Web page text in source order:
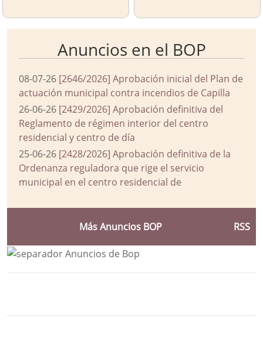
Anuncios en el BOP
08-07-26 [2646/2026] Aprobación inicial del Plan de
actuación municipal contra incendios de Capilla
26-06-26 [2429/2026] Aprobación definitiva del
Reglamento de régimen interior del centro
residencial y centro de día
25-06-26 [2428/2026] Aprobación definitiva de la
Ordenanza reguladora que rige el servicio
municipal en el centro residencial de
Más Anuncios BOP RSS